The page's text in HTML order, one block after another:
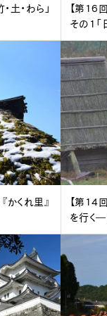
土・わら」
【第16
その1「
かくれ里』
【第14
を行く